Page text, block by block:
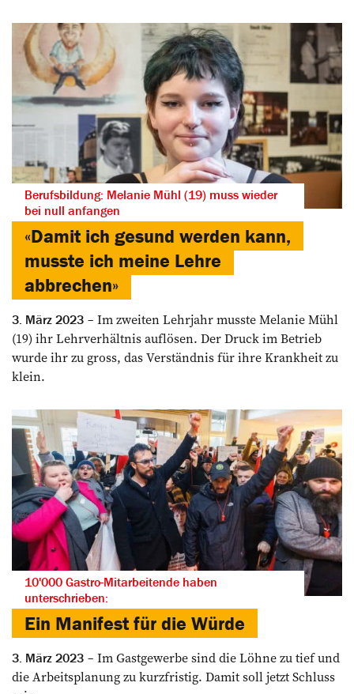
Berufsbildung: Melanie Mühl (19) muss wieder
bei null anfangen
«Damit ich gesund werden kann,
musste ich meine Lehre
abbrechen»
3. März 2023
Im zweiten Lehrjahr musste Melanie Mühl
(19) ihr Lehrverhältnis auflösen. Der Druck im Betrieb
wurde ihr zu gross, das Verständnis für ihre Krankheit zu
klein.
10'000 Gastro-Mitarbeitende haben
unterschrieben:
Ein Manifest für die Würde
3. März 2023
Im Gastgewerbe sind die Löhne zu tief und
die Arbeitsplanung zu kurzfristig. Damit soll jetzt Schluss